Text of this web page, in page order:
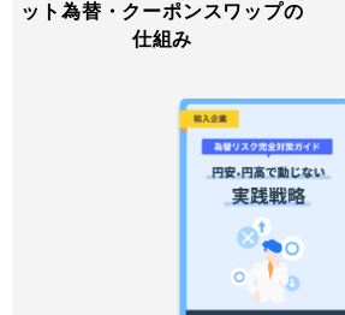
ット為替・クーポンスワップの
仕組み